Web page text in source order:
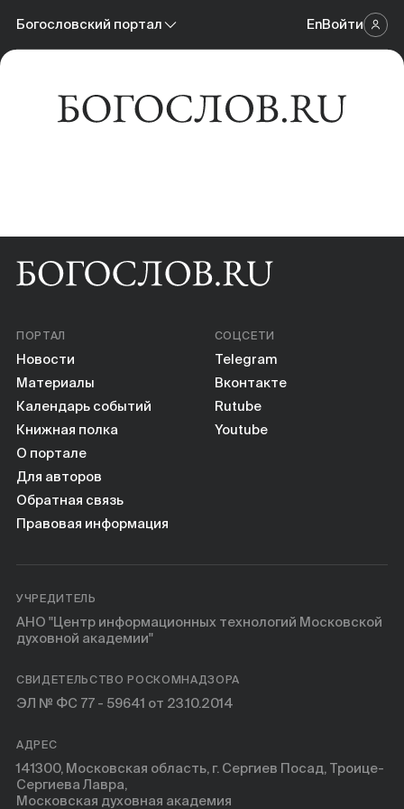
Богословский портал
Богословский портал
EnВойти
Новости
Научные инструменты
ПОРТАЛ
Новости
Материалы
Календарь событий
Книжная полка
О портале
Для авторов
Обратная связь
Правовая информация
СОЦСЕТИ
Telegram
Вконтакте
Rutube
Youtube
УЧРЕДИТЕЛЬ
АНО "Центр информационных технологий Московской
духовной академии"
СВИДЕТЕЛЬСТВО РОСКОМНАДЗОРА
ЭЛ № ФС 77 - 59641 от 23.10.2014
АДРЕС
141300, Московская область, г. Сергиев Посад, Троице-
Сергиева Лавра,
Московская духовная академия